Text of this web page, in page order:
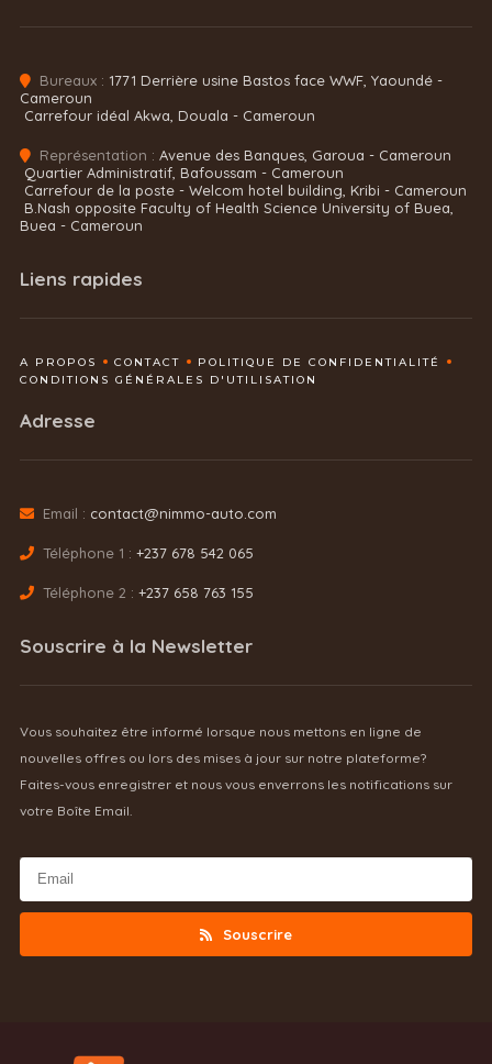
Bureaux : 1771 Derrière usine Bastos face WWF, Yaoundé -
Cameroun
Carrefour idéal Akwa, Douala - Cameroun
Représentation : Avenue des Banques, Garoua - Cameroun
Quartier Administratif, Bafoussam - Cameroun
Carrefour de la poste - Welcom hotel building, Kribi - Cameroun
B.Nash opposite Faculty of Health Science University of Buea,
Buea - Cameroun
Liens rapides
A PROPOS CONTACT
POLITIQUE DE CONFIDENTIALITÉ
CONDITIONS GÉNÉRALES D'UTILISATION
Adresse
Email : contact@nimmo-auto.com
Téléphone 1 : +237 678 542 065
Téléphone 2 : +237 658 763 155
Souscrire à la Newsletter
Vous souhaitez être informé lorsque nous mettons en ligne de
nouvelles offres ou lors des mises à jour sur notre plateforme?
Faites-vous enregistrer et nous vous enverrons les notifications sur
votre Boîte Email.
Souscrire